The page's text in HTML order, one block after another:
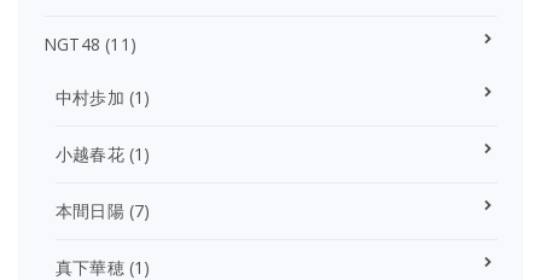
NGT48 (11)
中村歩加 (1)
小越春花(1)
本間日陽(7)
真下華穂(1)